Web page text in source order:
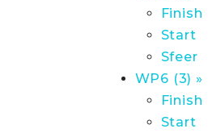
Finish
Start
Sfeer
WP6 (3) »
Finish
Start